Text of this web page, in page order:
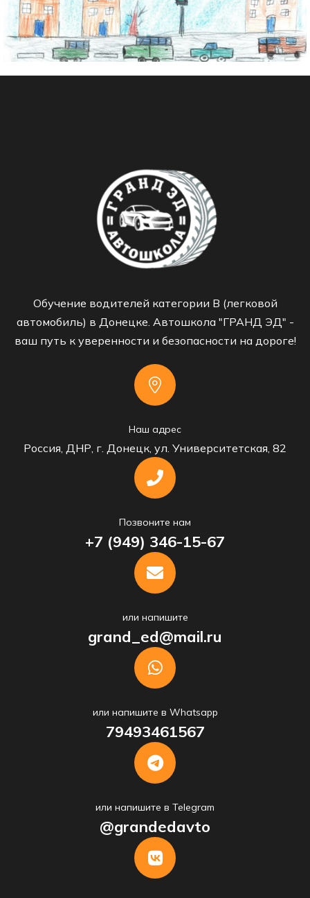
Обучение водителей категории B (легковой
автомобиль) в Донецке. Автошкола "ГРАНД ЭД" -
ваш путь к уверенности и безопасности на дороге!
Наш адрес
Россия, ДНР, г. Донецк, ул. Университетская, 82
Позвоните нам
+7 (949) 346-15-67
или напишите
grand_ed@mail.ru
или напишите в Whatsapp
79493461567
или напишите в Telegram
@grandedavto